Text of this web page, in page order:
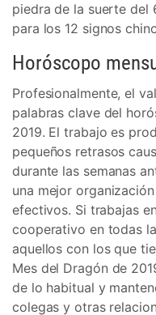
piedra de la suerte del
para los 12 signos
Horóscopo
Profesionalmente, el
palabras clave del
2019. El trabajo es
pequeños retrasos
durante las semanas
una mejor
efectivos. Si trabajas
cooperativo en todas
aquellos con los que
Mes del Dragón de
de lo habitual y
colegas y otras